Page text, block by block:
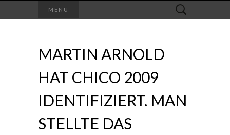
MENU
Suche
nach:
MARTIN ARNOLD
HAT CHICO 2009
IDENTIFIZIERT. MAN
STELLTE DAS